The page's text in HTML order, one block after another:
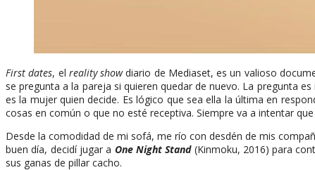
First dates, el reality showdiario de Mediaset, es un valioso
se pregunta a la pareja si quieren quedar de nuevo. La pregunta
es la mujer quien decide. Es lógico que sea ella la última en
cosas en común o que no esté receptiva. Siempre va a intentar
Desde la comodidad de mi sofá, me río con desdén de mis
buen día, decidí jugar a One Night Stand (Kinmoku, 2016) para
sus ganas de pillar cacho.